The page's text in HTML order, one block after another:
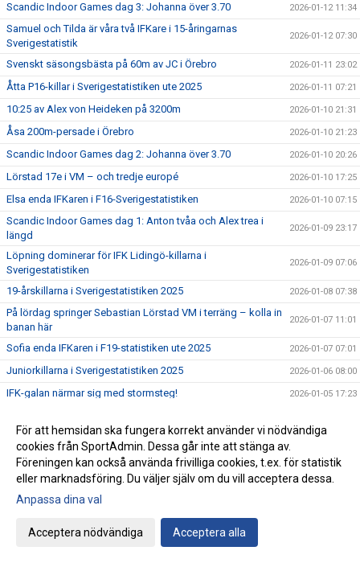
Scandic Indoor Games dag 3: Johanna över 3.70 2026-01-12 11:34
Samuel och Tilda är våra två IFKare i 15-åringarnas
Sverigestatistik
2026-01-12 07:30
Svenskt säsongsbästa på 60m av JC i Örebro 2026-01-11 23:02
Åtta P16-killar i Sverigestatistiken ute 2025 2026-01-11 07:21
10:25 av Alex von Heideken på 3200m 2026-01-10 21:31
Åsa 200m-persade i Örebro 2026-01-10 21:23
Scandic Indoor Games dag 2: Johanna över 3.70 2026-01-10 20:26
Lörstad 17e i VM – och tredje europé 2026-01-10 17:25
Elsa enda IFKaren i F16-Sverigestatistiken 2026-01-10 07:15
Scandic Indoor Games dag 1: Anton tvåa och Alex trea i
längd
2026-01-09 23:17
Löpning dominerar för IFK Lidingö-killarna i
Sverigestatistiken
2026-01-09 07:06
19-årskillarna i Sverigestatistiken 2025 2026-01-08 07:38
På lördag springer Sebastian Lörstad VM i terräng – kolla in
banan här
2026-01-07 11:01
Sofia enda IFKaren i F19-statistiken ute 2025 2026-01-07 07:01
Juniorkillarna i Sverigestatistiken 2025 2026-01-06 08:00
IFK-galan närmar sig med stormsteg! 2026-01-05 17:23
IFK-killarna i Sverigestatistiken 2025 2026-01-04 07:17
IFK-tjejerna i Sverigestatistiken 2025 2026-01-03 07:19
65 SM-medaljer under 2025 2026-01-02 10:20
Förra årets nyheter redan i dag!
IFK-året 2025 från A till Ö
För att hemsidan ska fungera korrekt använder vi nödvändiga
cookies från SportAdmin. Dessa går inte att stänga av.
Föreningen kan också använda frivilliga cookies, t.ex. för statistik
eller marknadsföring. Du väljer själv om du vill acceptera dessa.
Anpassa dina val
Acceptera nödvändiga Acceptera alla